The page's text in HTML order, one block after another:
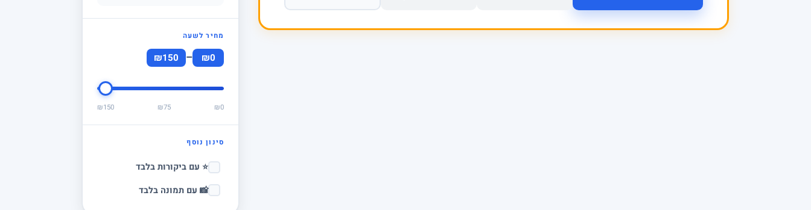
מחיר לשעה
₪0
–
₪150
₪0
₪75
₪150
סינון נוסף
⭐ עם ביקורות בלבד
📸 עם תמונה בלבד